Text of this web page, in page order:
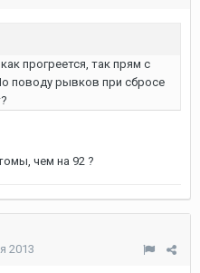
прогреется, так прям с
поводу рывков при сбросе
чем на 92 ?
2013